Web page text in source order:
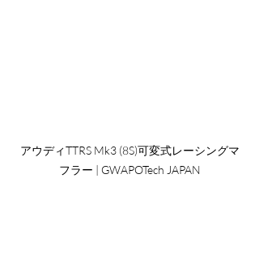
アウディTTRS Mk3 (8S)可変式レーシングマ
フラー | GWAPOTech JAPAN